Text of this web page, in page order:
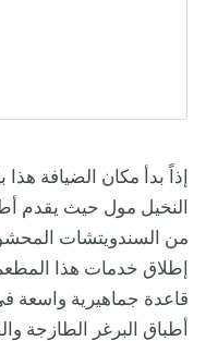
إذاً بدأ مكان الضيافة
النخيل مول حيث يقدم
من السندويتشات
قاعدة جماهيرية واسعة
أطباق البرغر الطازجة